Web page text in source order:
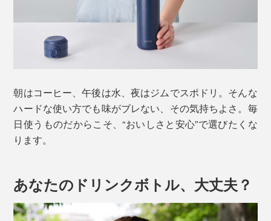
朝はコーヒー、午後は水、夜はジムでスポドリ。そんな
ハードな使い方でも味がブレない、その気持ちよさ。毎
日使うものだからこそ、“おいしさと安心”で選びたくな
ります。
あなたのドリンクボトル、大丈夫？